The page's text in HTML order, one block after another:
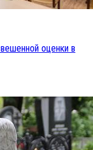
оценки в